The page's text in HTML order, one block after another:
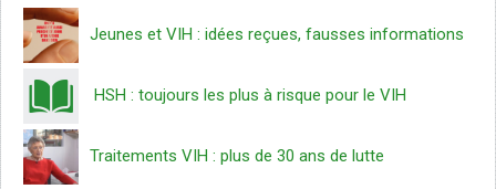
Jeunes et VIH : idées reçues, fausses informations
HSH : toujours les plus à risque pour le VIH
Traitements VIH : plus de 30 ans de lutte